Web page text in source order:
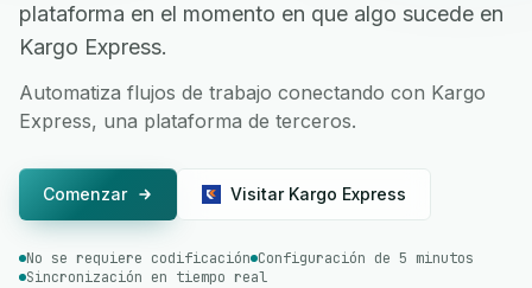
plataforma en el momento en que algo sucede en
Kargo Express.
Automatiza flujos de trabajo conectando con Kargo
Express, una plataforma de terceros.
Comenzar Visitar Kargo Express
No se requiere codificación Configuración de 5 minutos
Sincronización en tiempo real